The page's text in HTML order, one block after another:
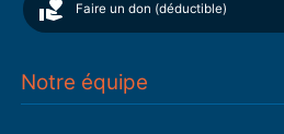
Faire un don (déductible)
Notre équipe